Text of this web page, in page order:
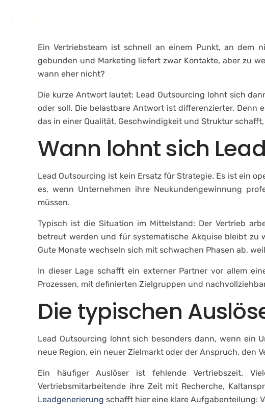
Ein Vertriebsteam ist schnell an einem Punkt, an dem
gebunden und Marketing liefert zwar Kontakte, aber zu
wann eher nicht?
Die kurze Antwort lautet: Lead Outsourcing lohnt sich
oder soll. Die belastbare Antwort ist differenzierter.
das in einer Qualität, Geschwindigkeit und Struktur
Wann lohnt sich
Lead Outsourcing ist kein Ersatz für Strategie. Es ist ein
es, wenn Unternehmen ihre Neukundengewinnung
müssen.
Typisch ist die Situation im Mittelstand: Der Vertrieb
betreut werden und für systematische Akquise bleibt zu
Gute Monate wechseln sich mit schwachen Phasen ab,
In dieser Lage schafft ein externer Partner vor allem
Prozessen, mit definierten Zielgruppen und
Die typischen
Lead Outsourcing lohnt sich besonders dann, wenn ein
neue Region, ein neuer Zielmarkt oder der Anspruch, den
Ein häufiger Auslöser ist fehlende Vertriebszeit.
Vertriebsmitarbeitende ihre Zeit mit Recherche,
Leadgenerierung schafft hier eine klare Aufgabenteilung: